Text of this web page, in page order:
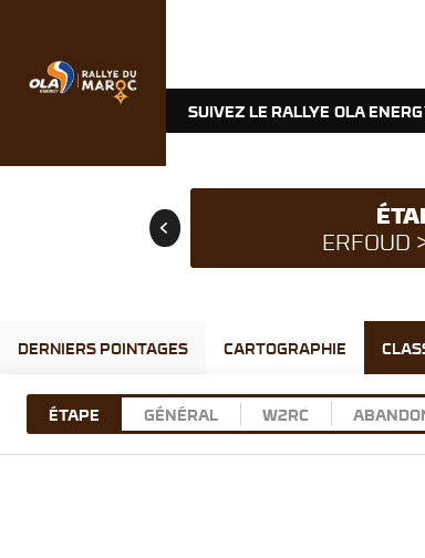
SUIVEZ LE RALLYE OLA
ERFOUD
DERNIERS POINTAGES CARTOGRAPHIE
ÉTAPE GÉNÉRAL W2RC